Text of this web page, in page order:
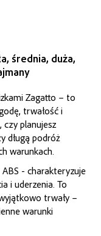
średnia, duża,
Zagatto – to
trwałość i
czy planujesz
długą podróż
warunkach.
- charakteryzuje
i uderzenia. To
trwały –
warunki